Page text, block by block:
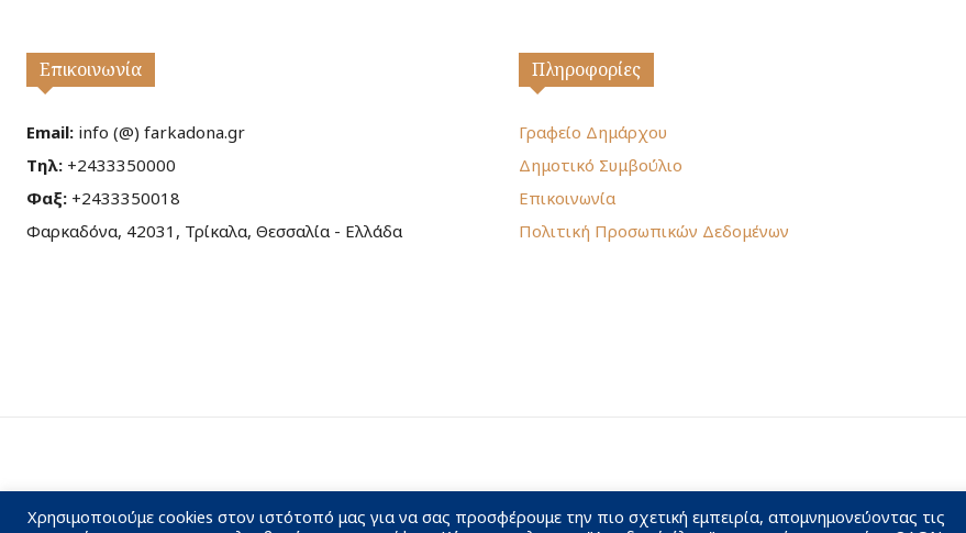
Επικοινωνία
Email: info (@) farkadona.gr
Τηλ: +2433350000
Φαξ: +2433350018
Φαρκαδόνα, 42031, Τρίκαλα, Θεσσαλία - Ελλάδα
Πληροφορίες
Γραφείο Δημάρχου
Δημοτικό Συμβούλιο
Επικοινωνία
Πολιτική Προσωπικών Δεδομένων
Χρησιμοποιούμε cookies στον ιστότοπό μας για να σας προσφέρουμε την πιο σχετική εμπειρία, απομνημονεύοντας τις